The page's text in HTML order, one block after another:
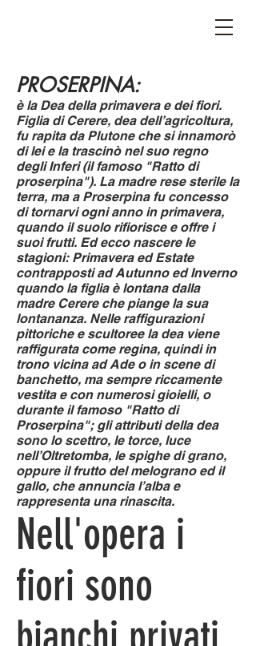
PROSERPINA:
è la Dea della primavera e dei fiori.
Figlia di Cerere, dea dell’agricoltura,
fu rapita da Plutone che si innamorò
di lei e la trascinò nel suo regno
degli Inferi (il famoso "Ratto di
proserpina"). La madre rese sterile la
terra, ma a Proserpina fu concesso
di tornarvi ogni anno in primavera,
quando il suolo rifiorisce e offre i
suoi frutti. Ed ecco nascere le
stagioni: Primavera ed Estate
contrapposti ad Autunno ed Inverno
quando la figlia è lontana dalla
madre Cerere che piange la sua
lontananza. Nelle raffigurazioni
pittoriche e scultoree la dea viene
raffigurata come regina, quindi in
trono vicina ad Ade o in scene di
banchetto, ma sempre riccamente
vestita e con numerosi gioielli, o
durante il famoso "Ratto di
Proserpina"; gli attributi della dea
sono lo scettro, le torce, luce
nell’Oltretomba, le spighe di grano,
oppure il frutto del melograno ed il
gallo, che annuncia l’alba e
rappresenta una rinascita.
Nell'opera i
fiori sono